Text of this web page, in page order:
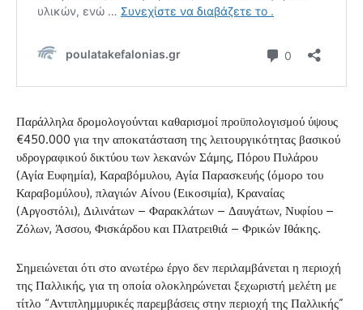
Παράλληλα δρομολογούνται καθαρισμοί προϋπολογισμού ύψους
€450.000 για την αποκατάσταση της λειτουργικότητας βασικού
υδρογραφικού δικτύου των λεκανών Σάμης, Πόρου Πυλάρου
(Αγία Ευφημία), Καραβόμυλου, Αγία Παρασκευής (όμορο του
Καραβομύλου), πλαγιών Αίνου (Εικοσιμία), Κραναίας
(Αργοστόλι), Διλινάτων – Φαρακλάτων – Δαυγάτων, Νυφίου –
Ζόλων, Άσσου, Φισκάρδου και Πλατρειθιά – Φρικών Ιθάκης.
Σημειώνεται ότι στο ανωτέρω έργο δεν περιλαμβάνεται η περιοχή
της Παλλικής, για τη οποία ολοκληρώνεται ξεχωριστή μελέτη με
τίτλο “Αντιπλημμυρικές παρεμβάσεις στην περιοχή της Παλλικής”